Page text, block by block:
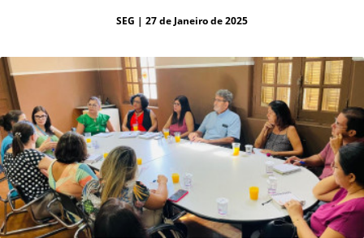
SEG | 27 de Janeiro de 2025